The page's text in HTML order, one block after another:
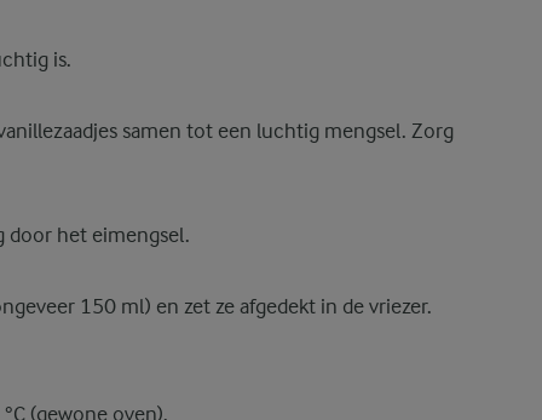
is.
samen tot een luchtig mengsel. Zorg
door het eimengsel.
150 ml) en zet ze afgedekt in de vriezer.
(gewone oven).